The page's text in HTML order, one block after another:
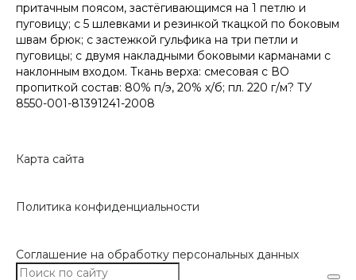
притачным поясом, застёгивающимся на 1 петлю и
пуговицу; с 5 шлевками и резинкой ткацкой по боковым
швам брюк; с застежкой гульфика на три петли и
пуговицы; с двумя накладными боковыми карманами с
наклонным входом. Ткань верха: смесовая с ВО
пропиткой состав: 80% п/э, 20% х/б; пл. 220 г/м? ТУ
8550-001-81391241-2008
Карта сайта
Политика конфиденциальности
Соглашение на обработку персональных данных